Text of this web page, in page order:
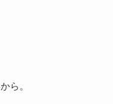
ら。